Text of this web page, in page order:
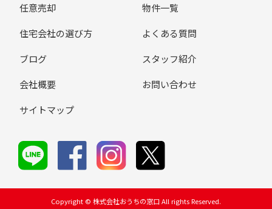
任意売却
物件一覧
住宅会社の選び方
よくある質問
ブログ
スタッフ紹介
会社概要
お問い合わせ
サイトマップ
Copyright © 株式会社おうちの窓口 All rights Reserved.